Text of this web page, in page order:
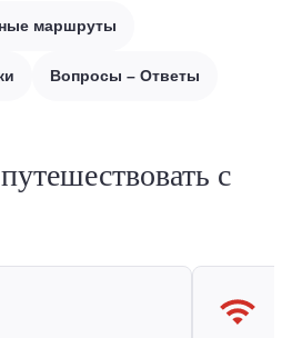
маршруты
Вопросы – Ответы
с